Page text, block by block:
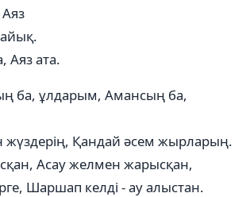
Аяз ата.
ба, ұлдарым, Амансың ба,
Қандай әсем жырларың.
Асау желмен жарысқан,
Шаршап келді - ау алыстан.